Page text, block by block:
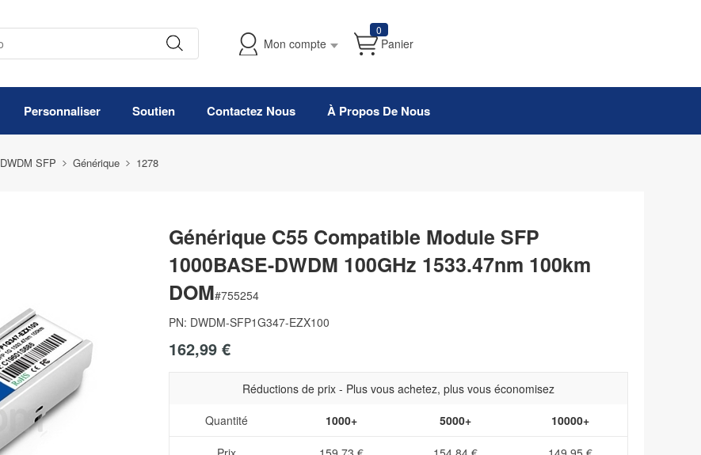
Mon compte
0
Panier
Personnaliser Soutien Contactez Nous À Propos De Nous
DWDM SFP Générique 1278
Générique C55 Compatible Module SFP
1000BASE-DWDM 100GHz 1533.47nm 100km
DOM#755254
PN: DWDM-SFP1G347-EZX100
162,99 €
Réductions de prix - Plus vous achetez, plus vous économisez
Quantité
1000+ 5000+ 10000+